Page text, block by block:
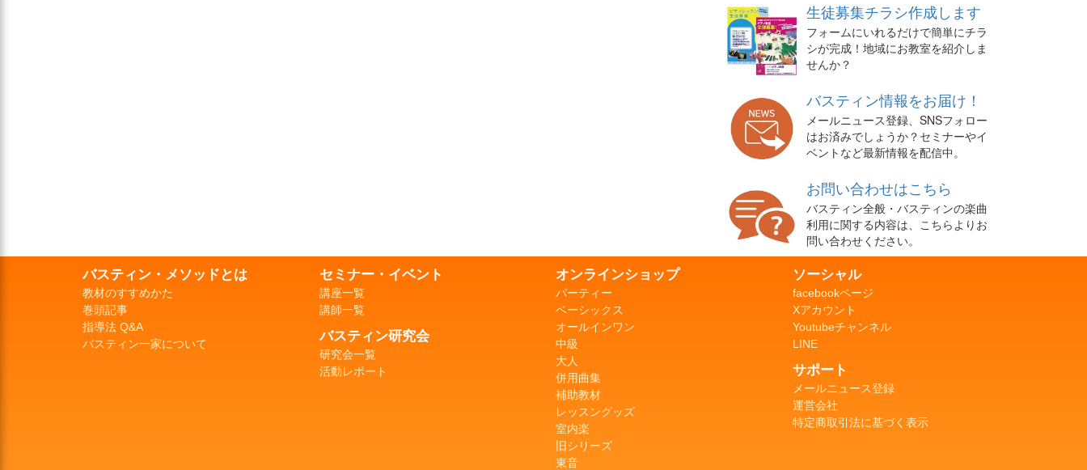
生徒募集チラシ作成します
フォームにいれるだけで簡単にチラ
シが完成！地域にお教室を紹介しま
せんか？
バスティン情報をお届け！
メールニュース登録、SNSフォロー
はお済みでしょうか？セミナーやイ
ベントなど最新情報を配信中。
お問い合わせはこちら
バスティン全般・バスティンの楽曲
利用に関する内容は、こちらよりお
問い合わせください。
バスティン・メソッドとは
教材のすすめかた
巻頭記事
指導法 Q&A
バスティン一家について
セミナー・イベント
講座一覧
講師一覧
バスティン研究会
研究会一覧
活動レポート
オンラインショップ
パーティー
ベーシックス
オールインワン
中級
大人
併用曲集
補助教材
レッスングッズ
室内楽
旧シリーズ
東音
ソーシャル
facebookページ
Xアカウント
Youtubeチャンネル
LINE
サポート
メールニュース登録
運営会社
特定商取引法に基づく表示